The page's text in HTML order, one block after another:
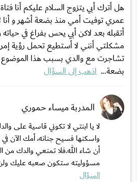
هل أترك أبي يتزوج السلام عليكم أنا
عمري توفيت أمي منذ بضعة أشهر و أنا لا
أتقبله بعد لاكن أبي يحس بفراغ في حياته
مشكلتي أنني لا أستطيع تحمل رؤية
تشاجرت مع والدي بسبب هذا الموضوع و
بضعة... اذهب إلى السؤال
المدربة ميساء حموري
لا يا ابنتي لا تكوني قاسية على
واسكنها فسيح جنانه، أمك الآن
أن شاء الله.فلا تمنعي والدك من
مسؤوليته ستكون صعبه عليك
السؤال